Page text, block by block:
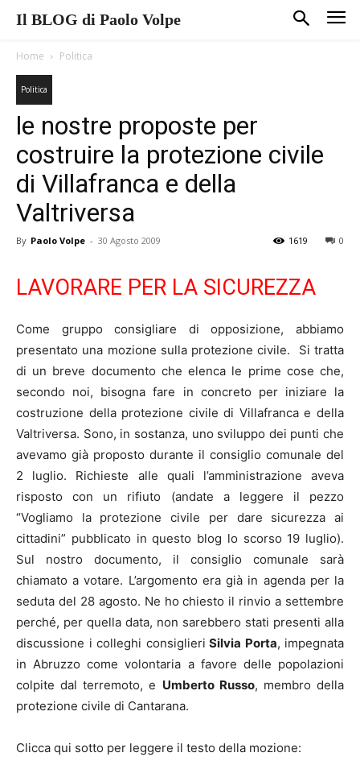
Il BLOG di Paolo Volpe
Home Politica
Politica
le nostre proposte per
costruire la protezione civile
di Villafranca e della
Valtriversa
By Paolo Volpe - 30 Agosto 2009 0
1619
LAVORARE PER LA SICUREZZA
Come gruppo consigliare di opposizione, abbiamo
presentato una mozione sulla protezione civile. Si tratta
di un breve documento che elenca le prime cose che,
secondo noi, bisogna fare in concreto per iniziare la
costruzione della protezione civile di Villafranca e della
Valtriversa. Sono, in sostanza, uno sviluppo dei punti che
avevamo già proposto durante il consiglio comunale del
2 luglio. Richieste alle quali l’amministrazione aveva
risposto con un rifiuto (andate a leggere il pezzo
“Vogliamo la protezione civile per dare sicurezza ai
cittadini” pubblicato in questo blog lo scorso 19 luglio).
Sul nostro documento, il consiglio comunale sarà
chiamato a votare. L’argomento era già in agenda per la
seduta del 28 agosto. Ne ho chiesto il rinvio a settembre
perché, per quella data, non sarebbero stati presenti alla
discussione i colleghi consiglieri Silvia Porta, impegnata
in Abruzzo come volontaria a favore delle popolazioni
colpite dal terremoto, e Umberto Russo, membro della
protezione civile di Cantarana.
Clicca qui sotto per leggere il testo della mozione: